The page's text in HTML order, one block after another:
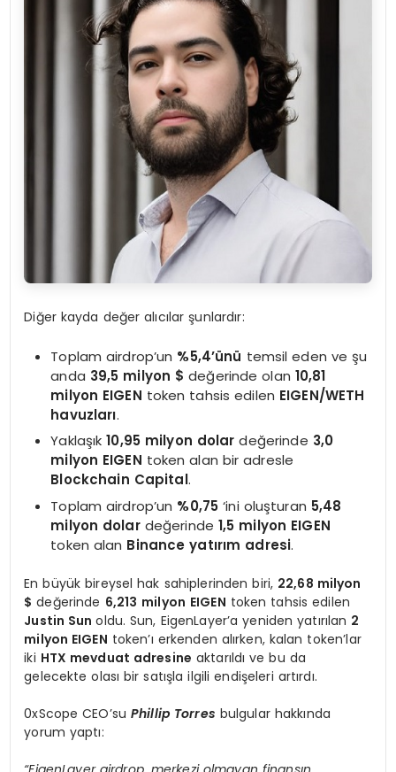
Diğer kayda değer alıcılar şunlardır:
Toplam airdrop’un %5,4’ünü temsil eden ve şu
anda 39,5 milyon $ değerinde olan 10,81
milyon EIGEN token tahsis edilen EIGEN/WETH
havuzları.
Yaklaşık10,95 milyon dolar değerinde 3,0
milyon EIGEN token alan bir adresle
Blockchain Capital.
Toplam airdrop’un %0,75 ‘ini oluşturan 5,48
milyon dolardeğerinde 1,5 milyon EIGEN
token alan Binance yatırım adresi.
En büyük bireysel hak sahiplerinden biri, 22,68 milyon
$ değerinde 6,213 milyon EIGEN token tahsis edilen
Justin Sunoldu. Sun, EigenLayer’a yeniden yatırılan 2
milyon EIGEN token’ı erkenden alırken, kalan token’lar
iki HTX mevduat adresine aktarıldı ve bu da
gelecekte olası bir satışla ilgili endişeleri artırdı.
0xScope CEO’su Phillip Torres bulgular hakkında
yorum yaptı: